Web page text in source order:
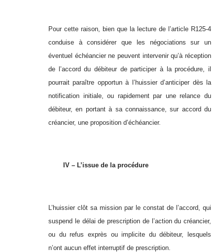
Pour cette raison, bien que la lecture de l’article R125-4
conduise à considérer que les négociations sur un
éventuel échéancier ne peuvent intervenir qu’à réception
de l’accord du débiteur de participer à la procédure, il
pourrait paraître opportun à l’huissier d’anticiper dès la
notification initiale, ou rapidement par une relance du
débiteur, en portant à sa connaissance, sur accord du
créancier, une proposition d’échéancier.
IV – L’issue de la procédure
L’huissier clôt sa mission par le constat de l’accord, qui
suspend le délai de prescription de l’action du créancier,
ou du refus exprès ou implicite du débiteur, lesquels
n’ont aucun effet interruptif de prescription.